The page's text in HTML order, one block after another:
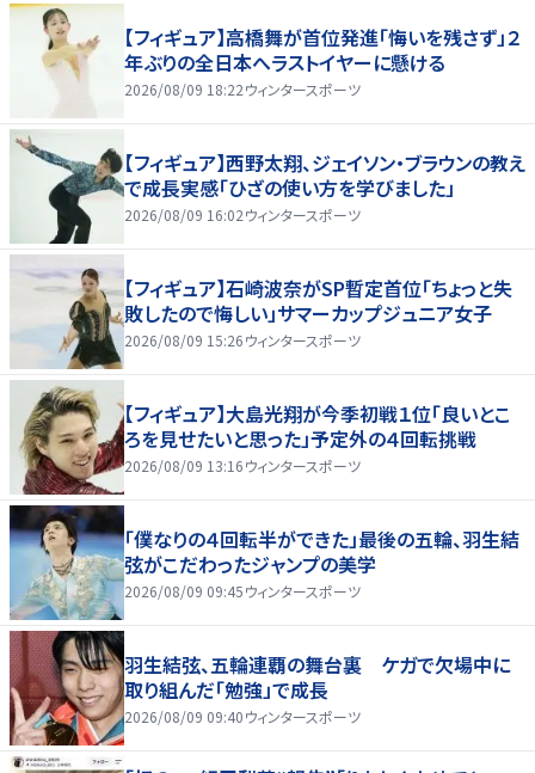
【フィギュア】高橋舞が首位発進「悔いを残さず」２
年ぶりの全日本へラストイヤーに懸ける
2026/08/09 18:22ウィンタースポーツ
【フィギュア】西野太翔、ジェイソン・ブラウンの教え
で成長実感「ひざの使い方を学びました」
2026/08/09 16:02ウィンタースポーツ
【フィギュア】石崎波奈がSP暫定首位「ちょっと失
敗したので悔しい」サマーカップジュニア女子
2026/08/09 15:26ウィンタースポーツ
【フィギュア】大島光翔が今季初戦１位「良いとこ
ろを見せたいと思った」予定外の４回転挑戦
2026/08/09 13:16ウィンタースポーツ
「僕なりの４回転半ができた」最後の五輪、羽生結
弦がこだわったジャンプの美学
2026/08/09 09:45ウィンタースポーツ
羽生結弦、五輪連覇の舞台裏 ケガで欠場中に
取り組んだ「勉強」で成長
2026/08/09 09:40ウィンタースポーツ